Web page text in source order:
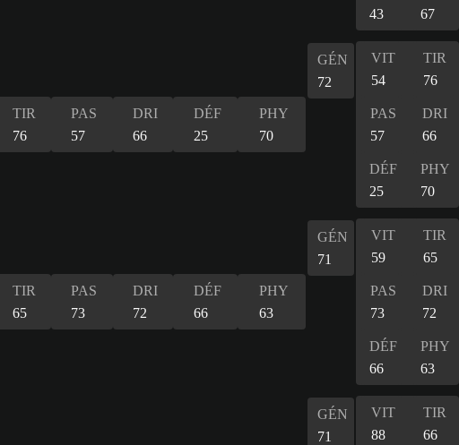
43
67
TIR
76
PAS
57
DRI
66
DÉF
25
PHY
70
GÉN
72
VIT
54
TIR
76
PAS
57
DRI
66
DÉF
25
PHY
70
TIR
65
PAS
73
DRI
72
DÉF
66
PHY
63
GÉN
71
VIT
59
TIR
65
PAS
73
DRI
72
DÉF
66
PHY
63
GÉN
71
VIT
88
TIR
66